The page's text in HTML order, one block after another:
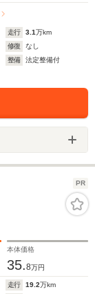
走行 3.1万km
修復
なし
整備
法定整備付
PR
本体価格
35.8万円
走行 19.2万km